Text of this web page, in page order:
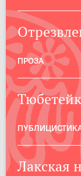
ПРОЗА
Лакская